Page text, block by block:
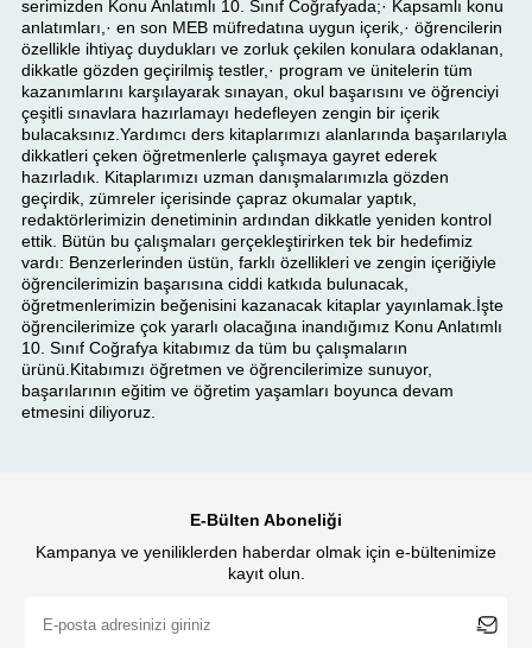
serimizden Konu Anlatımlı 10. Sınıf Coğrafyada;· Kapsamlı konu
anlatımları,· en son MEB müfredatına uygun içerik,· öğrencilerin
özellikle ihtiyaç duydukları ve zorluk çekilen konulara odaklanan,
dikkatle gözden geçirilmiş testler,· program ve ünitelerin tüm
kazanımlarını karşılayarak sınayan, okul başarısını ve öğrenciyi
çeşitli sınavlara hazırlamayı hedefleyen zengin bir içerik
bulacaksınız.Yardımcı ders kitaplarımızı alanlarında başarılarıyla
dikkatleri çeken öğretmenlerle çalışmaya gayret ederek
hazırladık. Kitaplarımızı uzman danışmalarımızla gözden
geçirdik, zümreler içerisinde çapraz okumalar yaptık,
redaktörlerimizin denetiminin ardından dikkatle yeniden kontrol
ettik. Bütün bu çalışmaları gerçekleştirirken tek bir hedefimiz
vardı: Benzerlerinden üstün, farklı özellikleri ve zengin içeriğiyle
öğrencilerimizin başarısına ciddi katkıda bulunacak,
öğretmenlerimizin beğenisini kazanacak kitaplar yayınlamak.İşte
öğrencilerimize çok yararlı olacağına inandığımız Konu Anlatımlı
10. Sınıf Coğrafya kitabımız da tüm bu çalışmaların
ürünü.Kitabımızı öğretmen ve öğrencilerimize sunuyor,
başarılarının eğitim ve öğretim yaşamları boyunca devam
etmesini diliyoruz.
E-Bülten Aboneliği
Kampanya ve yeniliklerden haberdar olmak için e-bültenimize
kayıt olun.